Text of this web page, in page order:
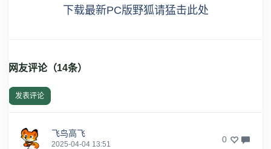
下载最新PC版野狐请猛击此处
网友评论（14条）
发表评论
飞鸟高飞
2025-04-04 13:51 0